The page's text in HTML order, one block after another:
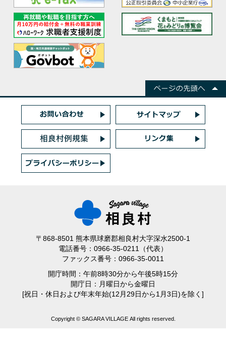
〒868-8501 熊本県球磨郡相良村大字深水2500-1
電話番号：0966-35-0211（代表）
ファックス番号：0966-35-0011
開庁時間：午前8時30分から午後5時15分
開庁日：月曜日から金曜日
[祝日・休日および年末年始(12月29日から1月3日)を除く]
Copyright © SAGARA VILLAGE All rights reserved.